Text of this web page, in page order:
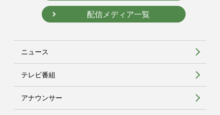
配信メディア一覧
ニュース
テレビ番組
アナウンサー